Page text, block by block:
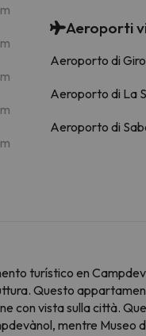
Aeroporti
Aeroporto di
Aeroporto di La
Aeroporto di
turístico en
Questo
con vista sulla città.
mentre Museo